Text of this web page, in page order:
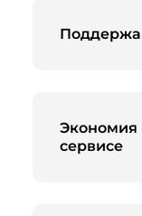
Экономия
сервисе